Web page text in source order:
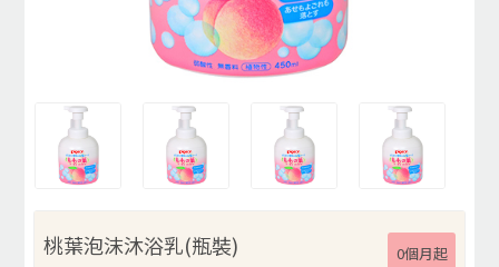
桃葉泡沫沐浴乳(瓶裝) 0個月起